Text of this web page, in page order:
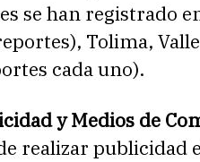
se han registrado
Tolima, Valle
cada uno).
y Medios de
realizar publicidad